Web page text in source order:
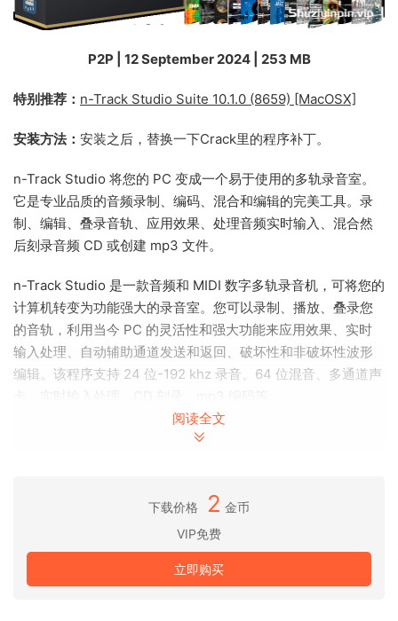
P2P | 12 September 2024 | 253 MB
特别推荐： n-Track Studio Suite 10.1.0 (8659) [MacOSX]
安装方法： 安装之后，替换一下Crack里的程序补丁。
n-Track Studio 将您的 PC 变成一个易于使用的多轨录音室。
它是专业品质的音频录制、编码、混合和编辑的完美工具。录
制、编辑、叠录音轨、应用效果、处理音频实时输入、混合然
后刻录音频 CD 或创建 mp3 文件。
n-Track Studio 是一款音频和 MIDI 数字多轨录音机，可将您的
计算机转变为功能强大的录音室。您可以录制、播放、叠录您
的音轨，利用当今 PC 的灵活性和强大功能来应用效果、实时
输入处理、自动辅助通道发送和返回、破坏性和非破坏性波形
编辑。该程序支持 24 位-192 khz 录音、64 位混音、多通道声
可以将 DirectX、VST 和 ReWire 效果添加到每个通道/
内置效果包括混响、压缩、参数和图形均衡器、回声、自
动音量、音高移动、合唱、多频段压缩、频谱分析器
使用 Asio、WaveRT、WDM、MME 和 DirectSound 支
阅读全文
下载价格 2 金币
VIP免费
立即购买